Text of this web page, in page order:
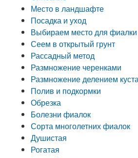
Место в ландшафте
Посадка и уход
Выбираем место для фиалки
Сеем в открытый грунт
Рассадный метод
Размножение черенками
Размножение делением
Полив и подкормки
Обрезка
Болезни фиалок
Сорта многолетних фиалок
Душистая
Рогатая